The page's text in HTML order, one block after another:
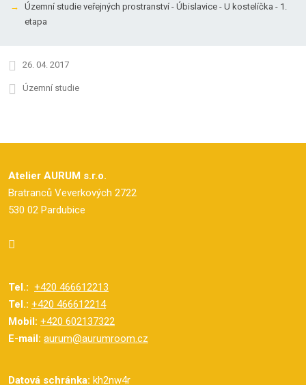
Územní studie veřejných prostranství - Úbislavice - U kostelíčka - 1.
etapa
26. 04. 2017
Územní studie
Atelier AURUM s.r.o.
Bratranců Veverkových 2722
530 02 Pardubice
Tel.: +420 466612213
Tel.: +420 466612214
Mobil: +420 602137322
E-mail: aurum@aurumroom.cz
Datová schránka: kh2nw4r